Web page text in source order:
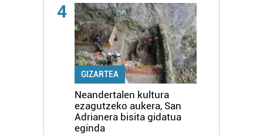
4
GIZARTEA
Neandertalen kultura
ezagutzeko aukera, San
Adrianera bisita gidatua
eginda